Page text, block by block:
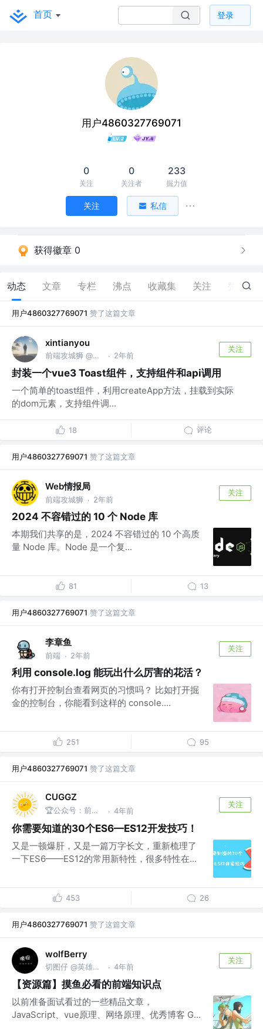
首页 登录
用户4860327769071
0
关注
0
关注者
233
掘力值
关注 私信
获得徽章 0
动态 文章 专栏 沸点 收藏集 关注 8
用户4860327769071 赞了这篇文章
xintianyou
前端攻城狮 @某不知名小作坊 · 2年前
关注
封装一个vue3 Toast组件，支持组件和api调用
一个简单的toast组件，利用createApp方法，挂载到实际
的dom元素，支持组件调...
18 评论
用户4860327769071 赞了这篇文章
Web情报局
前端攻城狮 · 2年前
关注
2024 不容错过的 10 个 Node 库
本期我们共享的是，2024 不容错过的 10 个高质
量 Node 库。Node 是一个复...
81 13
用户4860327769071 赞了这篇文章
李章鱼
前端 · 2年前
关注
利用 console.log 能玩出什么厉害的花活？
你有打开控制台查看网页的习惯吗？ 比如打开掘
金的控制台，你能看到这样的 console....
251 95
用户4860327769071 赞了这篇文章
CUGGZ
🏆公众号：前端充电宝 · 4年前
关注
你需要知道的30个ES6—ES12开发技巧！
又是一顿爆肝，又是一篇万字长文，重新梳理了
一下ES6——ES12的常用新特性，很多特性在...
453 26
用户4860327769071 赞了这篇文章
wolfBerry
切图仔 @英雄不问出处 · 4年前
关注
【资源篇】摸鱼必看的前端知识点
以前准备面试看过的一些精品文章，
JavaScript、vue原理、网络原理、优秀博客 G...